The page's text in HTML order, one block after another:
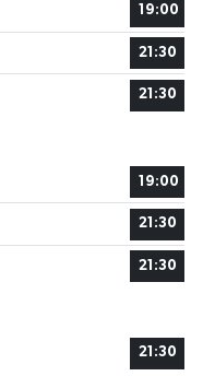
19:00
21:30
21:30
19:00
21:30
21:30
21:30